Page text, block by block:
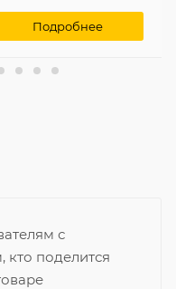
Подробнее
с
поделится